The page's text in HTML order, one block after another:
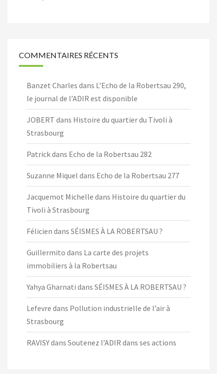
COMMENTAIRES RÉCENTS
Banzet Charles dans L’Echo de la Robertsau 290,
le journal de l’ADIR est disponible
JOBERT dans Histoire du quartier du Tivoli à
Strasbourg
Patrickdans Echo de la Robertsau 282
Suzanne Miquel dans Echo de la Robertsau 277
Jacquemot Michelle dans Histoire du quartier du
Tivoli à Strasbourg
Félicien dans SÉISMES À LA ROBERTSAU ?
Guillermito dans La carte des projets
immobiliers à la Robertsau
Yahya Gharnati dans SÉISMES À LA ROBERTSAU ?
Lefevre dans Pollution industrielle de l’air à
Strasbourg
RAVISYdans Soutenez l’ADIR dans ses actions